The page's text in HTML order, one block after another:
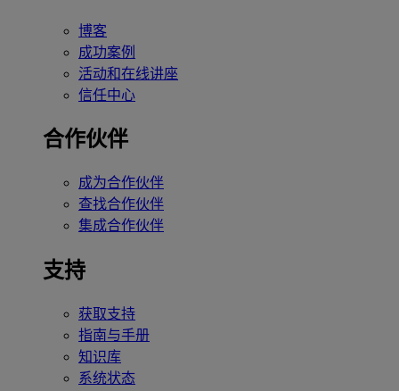
博客
成功案例
活动和在线讲座
信任中心
合作伙伴
成为合作伙伴
查找合作伙伴
集成合作伙伴
支持
获取支持
指南与手册
知识库
系统状态